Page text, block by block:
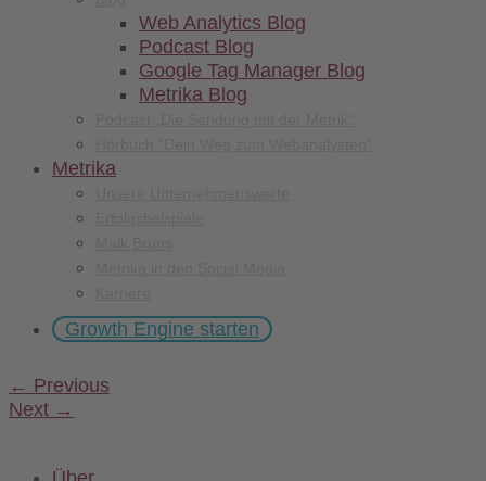
Web Analytics Blog
Podcast Blog
Google Tag Manager Blog
Metrika Blog
Metrika
Growth Engine starten
← Previous
Next →